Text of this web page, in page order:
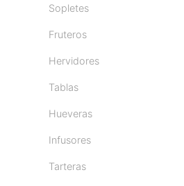
Sopletes
Fruteros
Hervidores
Tablas
Hueveras
Infusores
Tarteras